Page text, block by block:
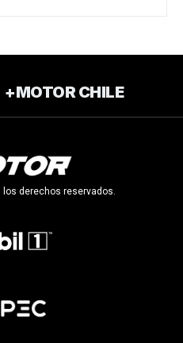
+MOTOR CHILE
derechos reservados.